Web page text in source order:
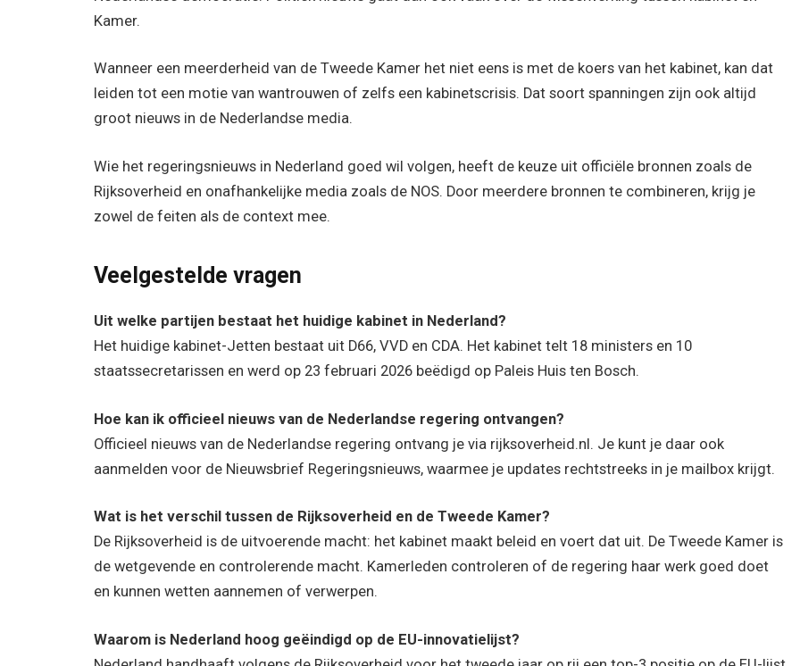
Kamer.
Wanneer een meerderheid van de Tweede Kamer het niet eens is met de koers van het kabinet, kan dat
leiden tot een motie van wantrouwen of zelfs een kabinetscrisis. Dat soort spanningen zijn ook altijd
groot nieuws in de Nederlandse media.
Wie het regeringsnieuws in Nederland goed wil volgen, heeft de keuze uit officiële bronnen zoals de
Rijksoverheid en onafhankelijke media zoals de NOS. Door meerdere bronnen te combineren, krijg je
zowel de feiten als de context mee.
Veelgestelde vragen
Uit welke partijen bestaat het huidige kabinet in Nederland?
Het huidige kabinet-Jetten bestaat uit D66, VVD en CDA. Het kabinet telt 18 ministers en 10
staatssecretarissen en werd op 23 februari 2026 beëdigd op Paleis Huis ten Bosch.
Hoe kan ik officieel nieuws van de Nederlandse regering ontvangen?
Officieel nieuws van de Nederlandse regering ontvang je via rijksoverheid.nl. Je kunt je daar ook
aanmelden voor de Nieuwsbrief Regeringsnieuws, waarmee je updates rechtstreeks in je mailbox krijgt.
Wat is het verschil tussen de Rijksoverheid en de Tweede Kamer?
De Rijksoverheid is de uitvoerende macht: het kabinet maakt beleid en voert dat uit. De Tweede Kamer is
de wetgevende en controlerende macht. Kamerleden controleren of de regering haar werk goed doet
en kunnen wetten aannemen of verwerpen.
Waarom is Nederland hoog geëindigd op de EU-innovatielijst?